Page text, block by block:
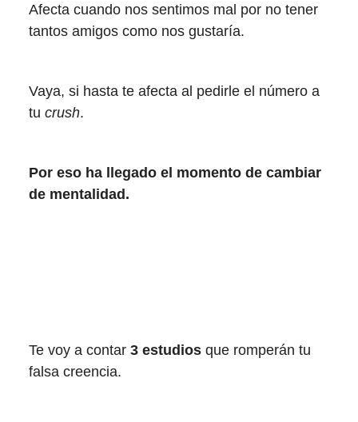
Afecta cuando nos sentimos mal por no tener
tantos amigos como nos gustaría.
Vaya, si hasta te afecta al pedirle el número a
tu crush.
Por eso ha llegado el momento de cambiar
de mentalidad.
Te voy a contar 3 estudios que romperán tu
falsa creencia.